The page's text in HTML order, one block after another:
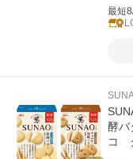
最短
酵バ
コ